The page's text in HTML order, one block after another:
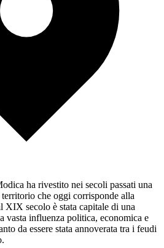
ha rivestito nei secoli passati una
che oggi corrisponde alla
XIX secolo è stata capitale di una
vasta influenza politica, economica e
da essere stata annoverata tra i feudi